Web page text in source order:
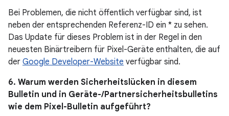
Bei Problemen, die nicht öffentlich verfügbar sind, ist
neben der entsprechenden Referenz-ID ein * zu sehen.
Das Update für dieses Problem ist in der Regel in den
neuesten Binärtreibern für Pixel-Geräte enthalten, die auf
der Google Developer-Website verfügbar sind.
6. Warum werden Sicherheitslücken in diesem
Bulletin und in Geräte-/Partnersicherheitsbulletins
wie dem Pixel-Bulletin aufgeführt?